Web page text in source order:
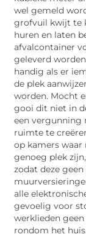
wel gemeld
grofvuil kwijt te
huren en laten
afvalcontainer
geleverd
handig als er
de plek
worden. Mocht
gooi dit niet in
een vergunning
ruimte te
op kamers
genoeg plek
zodat deze
alle
gevoelig voor
werklieden
rondom het